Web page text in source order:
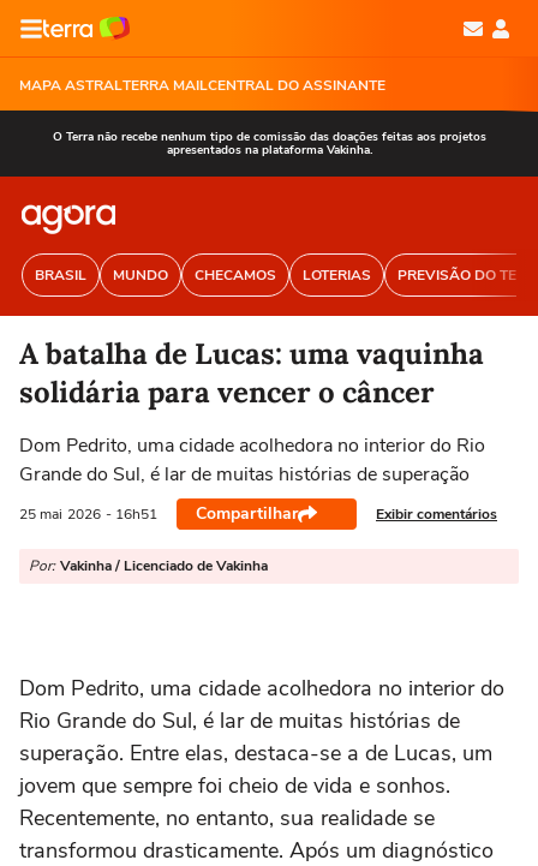
MAPA ASTRALTERRA MAILCENTRAL DO ASSINANTE
O Terra não recebe nenhum tipo de comissão das doações feitas aos projetos
apresentados na plataforma Vakinha.
BRASIL MUNDO CHECAMOS LOTERIAS PREVISÃO DO
A batalha de Lucas: uma vaquinha
solidária para vencer o câncer
Dom Pedrito, uma cidade acolhedora no interior do Rio
Grande do Sul, é lar de muitas histórias de superação
25 mai 2026 - 16h51 Compartilhar Exibir comentários
Por: Vakinha / Licenciado de Vakinha
Dom Pedrito, uma cidade acolhedora no interior do
Rio Grande do Sul, é lar de muitas histórias de
superação. Entre elas, destaca-se a de Lucas, um
jovem que sempre foi cheio de vida e sonhos.
Recentemente, no entanto, sua realidade se
transformou drasticamente. Após um diagnóstico